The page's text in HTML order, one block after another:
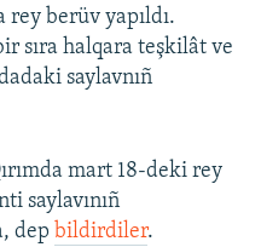
rey berüv yapıldı.
sıra halqara teşkilât ve
saylavnıñ
mart 18-deki rey
saylavınıñ
dep bildirdiler.